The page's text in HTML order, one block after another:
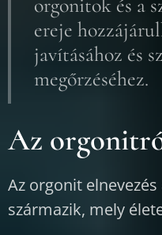
orgonitok és a
ereje
javításához és
megőrzéséhez.
Az
Az orgonit
származik, mely